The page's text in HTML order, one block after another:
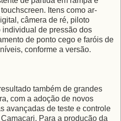
Itens como ar-
câmera de ré, piloto
de pressão dos
de ponto cego e faróis de
conforme a versão.
também de grandes
com a adoção de novos
avançadas de teste e controle
Para a produção da